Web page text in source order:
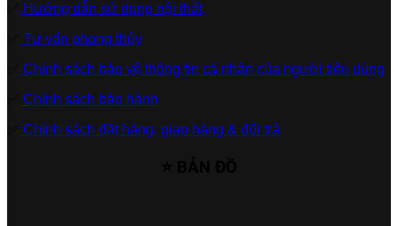
Hướng dẫn sử dụng nội thất
Tư vấn phong thủy
Chính sách bảo vệ thông tin cá nhân của người tiêu dùng
Chính sách bảo hành
Chính sách đặt hàng, giao hàng & đổi trả